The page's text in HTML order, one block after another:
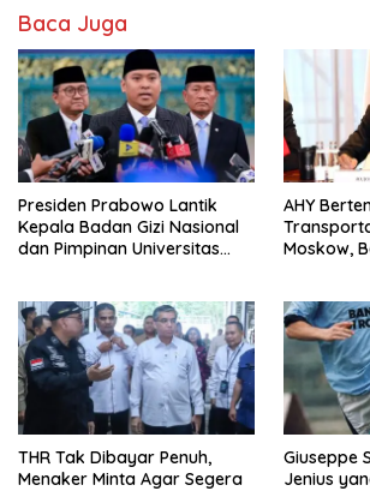
Baca Juga
Presiden Prabowo Lantik
Kepala Badan Gizi Nasional
dan Pimpinan Universitas
AHY
Moskow,
THR Tak Dibayar Penuh,
Menaker Minta Agar Segera
Giuseppe
Jenius